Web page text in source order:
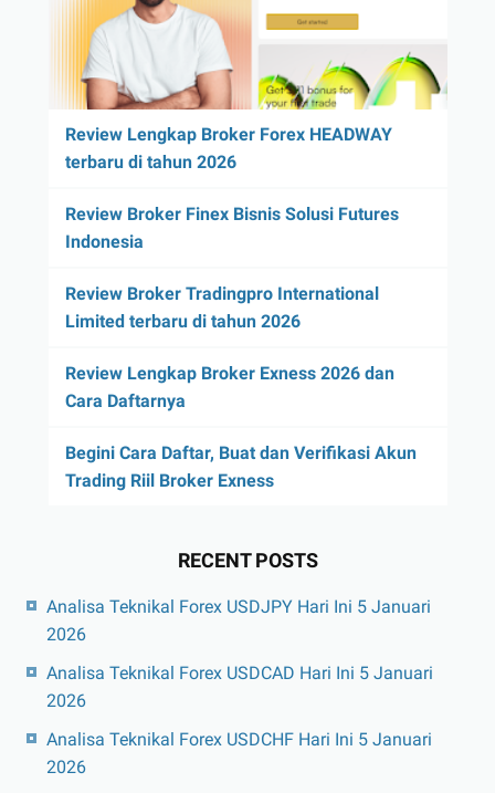
Review Lengkap Broker Forex HEADWAY
terbaru di tahun 2026
Review Broker Finex Bisnis Solusi Futures
Indonesia
Review Broker Tradingpro International
Limited terbaru di tahun 2026
Review Lengkap Broker Exness 2026 dan
Cara Daftarnya
Begini Cara Daftar, Buat dan Verifikasi Akun
Trading Riil Broker Exness
RECENT POSTS
Analisa Teknikal Forex USDJPY Hari Ini 5 Januari
2026
Analisa Teknikal Forex USDCAD Hari Ini 5 Januari
2026
Analisa Teknikal Forex USDCHF Hari Ini 5 Januari
2026